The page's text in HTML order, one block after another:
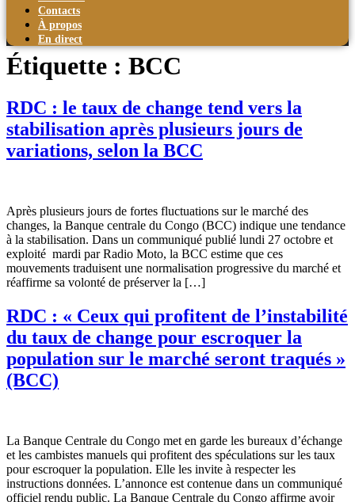
Contacts
À propos
En direct
Étiquette : BCC
RDC : le taux de change tend vers la
stabilisation après plusieurs jours de
variations, selon la BCC
Après plusieurs jours de fortes fluctuations sur le marché des
changes, la Banque centrale du Congo (BCC) indique une tendance
à la stabilisation. Dans un communiqué publié lundi 27 octobre et
exploité mardi par Radio Moto, la BCC estime que ces
mouvements traduisent une normalisation progressive du marché et
réaffirme sa volonté de préserver la […]
RDC : « Ceux qui profitent de l’instabilité
du taux de change pour escroquer la
population sur le marché seront traqués »
(BCC)
La Banque Centrale du Congo met en garde les bureaux d’échange
et les cambistes manuels qui profitent des spéculations sur les taux
pour escroquer la population. Elle les invite à respecter les
instructions données. L’annonce est contenue dans un communiqué
officiel rendu public. La Banque Centrale du Congo affirme avoir